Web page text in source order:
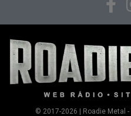
© 2017-2026 | Roadie Metal